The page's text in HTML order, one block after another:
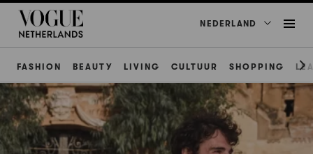
NEDERLAND
FASHION BEAUTY LIVING CULTUUR SHOPPING